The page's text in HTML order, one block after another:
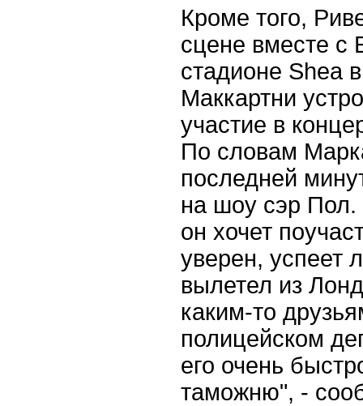
Кроме того,
сцене вместе
стадионе Shea
Маккартни
участие в
По словам
последней
на шоу сэр
он хочет
уверен, успеет
вылетел из
каким-то
полицейском
его очень
таможню", -